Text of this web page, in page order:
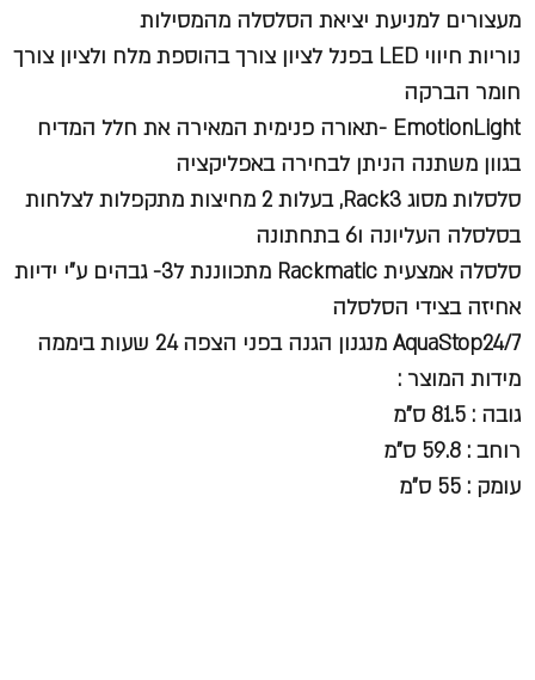
מעצורים למניעת יציאת הסלסלה מהמסילות
נוריות חיווי LED בפנל לציון צורך בהוספת מלח ולציון צורך
חומר הברקה
EmotionLight -תאורה פנימית המאירה את חלל המדיח
בגוון משתנה הניתן לבחירה באפליקציה
סלסלות מסוג Rack3, בעלות 2 מחיצות מתקפלות לצלחות
בסלסלה העליונה ו6 בתחתונה
סלסלה אמצעית Rackmatic מתכווננת ל3- גבהים ע"י ידיות
אחיזה בצידי הסלסלה
AquaStop24/7 מנגנון הגנה בפני הצפה 24 שעות ביממה
מידות המוצר :
גובה : 81.5 ס"מ
רוחב : 59.8 ס"מ
עומק : 55 ס"מ